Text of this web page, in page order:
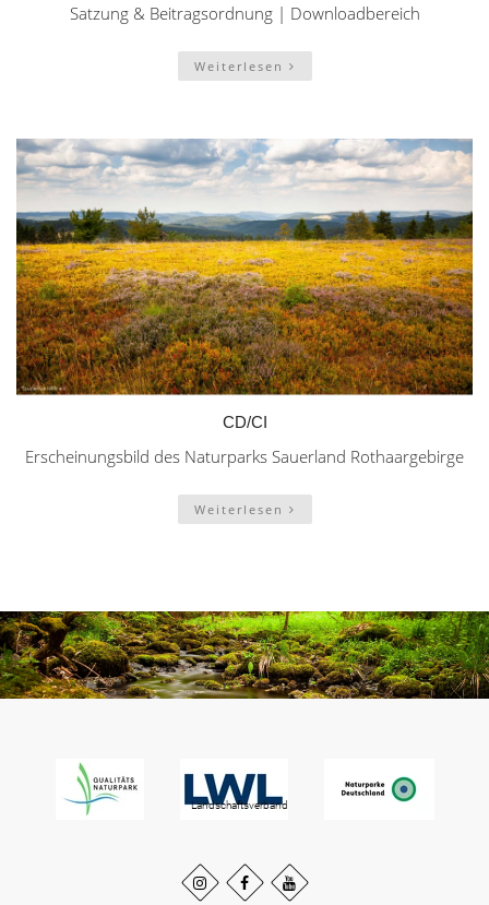
Satzung & Beitragsordnung | Downloadbereich
Weiterlesen
CD/CI
Erscheinungsbild des Naturparks Sauerland Rothaargebirge
Weiterlesen